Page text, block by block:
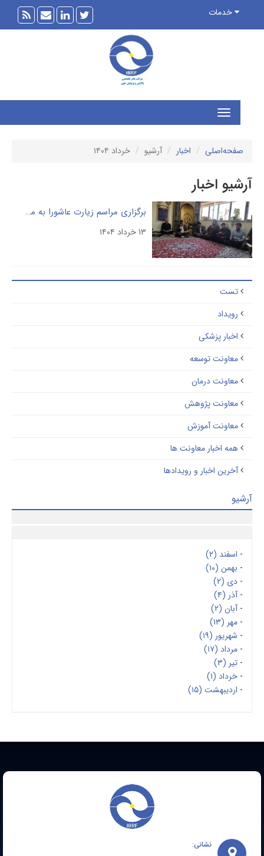
خدمات
اخبار آرشیو خرداد ۱۴۰۴
اخبار
برگزاری مراسم زیارت عاشورا به مناسبت شهادت امام باقر(ع) و رحلت بنیانگذار جمهوری اسلامی ایران
۱۳ خرداد ۱۴۰۴
رویداد
اخبار پزشکی
معاونت توسعه
معاونت درمان
معاونت پژوهش
معاونت آموزش
همه اخبار معاونت ها
آخرین اخبار و رویدادها
اسفند (۲)
بهمن (۱۰)
شهریور (۱۹)
مرداد (۱۷)
خرداد (۱)
اردیبهشت (۱۵)
نشانی: